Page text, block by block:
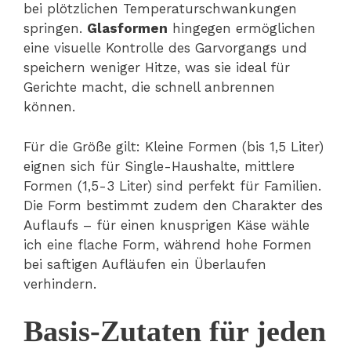
bei plötzlichen Temperaturschwankungen
springen. Glasformen hingegen ermöglichen
eine visuelle Kontrolle des Garvorgangs und
speichern weniger Hitze, was sie ideal für
Gerichte macht, die schnell anbrennen
können.
Für die Größe gilt: Kleine Formen (bis 1,5 Liter)
eignen sich für Single-Haushalte, mittlere
Formen (1,5-3 Liter) sind perfekt für Familien.
Die Form bestimmt zudem den Charakter des
Auflaufs – für einen knusprigen Käse wähle
ich eine flache Form, während hohe Formen
bei saftigen Aufläufen ein Überlaufen
verhindern.
Basis-Zutaten für jeden